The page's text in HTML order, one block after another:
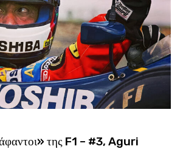
της F1 – #3, Aguri